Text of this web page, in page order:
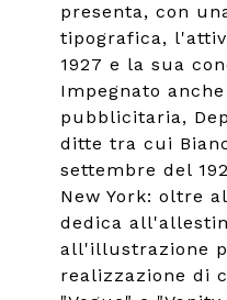
presenta, con
tipografica,
1927 e la sua
Impegnato
pubblicitaria,
ditte tra cui
settembre del
New York: oltre
dedica
all'illustrazione
realizzazione di